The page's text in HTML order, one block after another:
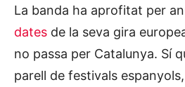
La banda ha aprofitat per
dates de la seva gira
no passa per Catalunya. Sí
parell de festivals